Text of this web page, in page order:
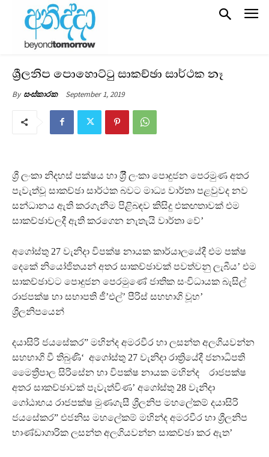
ශ්‍රීලනිප පොහොට්ටු සාකච්ඡා සාර්ථක නෑ
By සංස්කාරක September 1, 2019
ශ්‍රී ලංකා නිදහස් පක්ෂය හා ශ්‍රීි ලංකා පොදුජන පෙරමුණ අතර
පැවැත්වූ සාකච්ඡා සාර්ථක බවට මාධ්‍ය වාර්තා පළවුවද නව
සන්ධානය ඇති කරගැනීම පිළිබඳව කිසිදු එකඟතාවක් එම
සාකච්ඡාවලදී ඇති කරගෙන නැතැයි වාර්තා වේ’
අගෝස්තු 27 වැනිදා විපක්ෂ නායක කාර්යාලයේදී එම පක්ෂ
දෙකේ නියෝජිතයන් අතර සාකච්ඡාවක් පවත්වනු ලැබීය’ එම
සාකච්ඡාවට පොදුජන පෙරමුණේ ජාතික සංවිධායක බැසිල්
රාජපක්ෂ හා සභාපති ජී’එල්’ පීරිස් සහභාගි වූහ’
ශ්‍රීලනිපයෙන්
දයාසිරි ජයසේකර” මහින්ද අමරවීර හා ලසන්ත අලගියවන්න
සහභාගි වී තිබුණි‘ අගෝස්තු 27 වැනිදා රාත්‍රියේදී ජනාධිපති
මෛත්‍රීපාල සිරිසේන හා විපක්ෂ නායක මහින්ද රාජපක්ෂ
අතර සාකච්ඡාවක් පැවැත්විණ’ අගෝස්තු 28 වැනිදා
ගෝඨාභය රාජපක්ෂ මුණගැසී ශ්‍රීලනිප මහලේකම් දයාසිරි
ජයසේකර” එජනිස මහලේකම් මහින්ද අමරවීර හා ශ්‍රීලනිප
භාණ්ඩාගාරික ලසන්ත අලගියවන්න සාකච්ඡා කර ඇත’